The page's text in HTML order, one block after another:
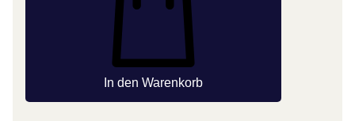
In den Warenkorb